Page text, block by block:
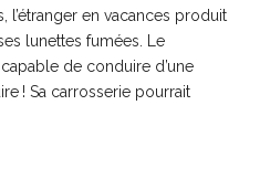
l’étranger en vacances produit
lunettes fumées. Le
de conduire d’une
! Sa carrosserie pourrait